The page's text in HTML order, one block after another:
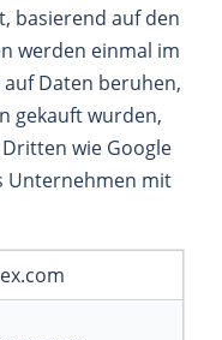
basierend auf den
werden einmal im
Daten beruhen,
gekauft wurden,
wie Google
Unternehmen mit